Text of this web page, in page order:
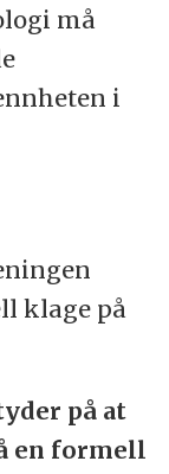
må
i
klage på
på at
en formell